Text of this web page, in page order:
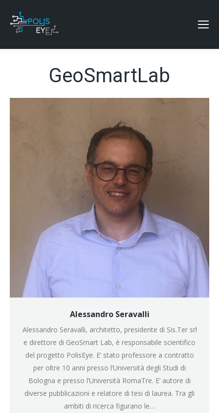
GeoSmartLab
Alessandro Seravalli
Alessandro Seravalli, architetto, presidente di Sis.Ter srl
e direttore di GeoSmart Lab, è responsabile scientifico
del progetto PolisEye. E’ stato professore a contratto
per oltre 10 anni presso l’Università degli Studi di
Bologna e presso l’Università RomaTre. E’ autore di
diverse pubblicazioni e relatore di tesi di laurea. Tra gli
ambiti di ricerca figurano le…